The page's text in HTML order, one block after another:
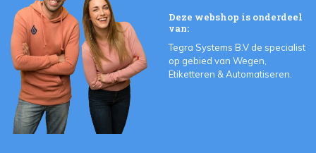
Deze webshop is onderdeel
van:
Tegra Systems B.V de specialist
op gebied van Wegen,
Etiketteren & Automatiseren.